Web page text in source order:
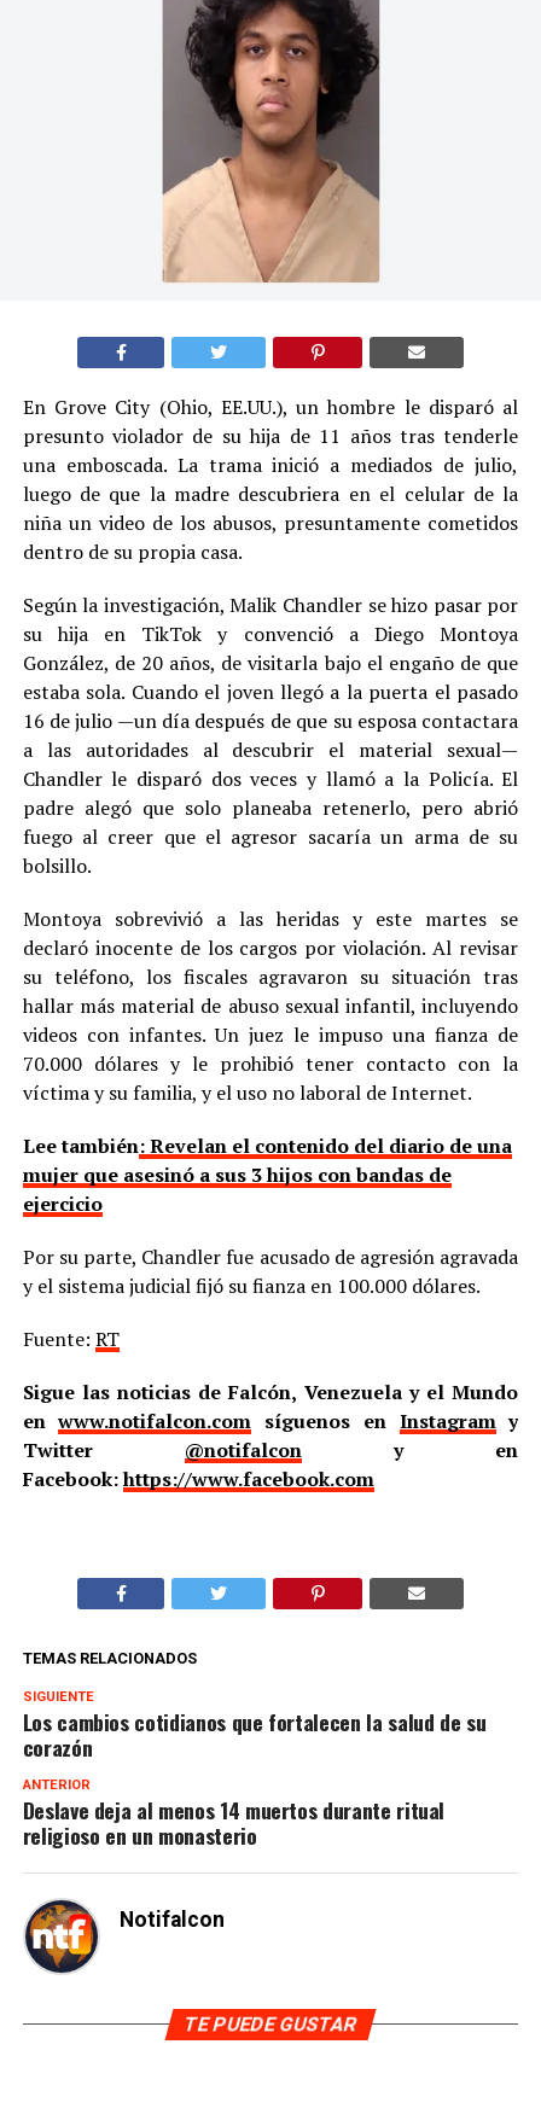
En Grove City (Ohio, EE.UU.), un hombre le disparó al
presunto violador de su hija de 11 años tras tenderle
una emboscada. La trama inició a mediados de julio,
luego de que la madre descubriera en el celular de la
niña un video de los abusos, presuntamente cometidos
dentro de su propia casa.
Según la investigación, Malik Chandler se hizo pasar por
su hija en TikTok y convenció a Diego Montoya
González, de 20 años, de visitarla bajo el engaño de que
estaba sola. Cuando el joven llegó a la puerta el pasado
16 de julio —un día después de que su esposa contactara
a las autoridades al descubrir el material sexual—
Chandler le disparó dos veces y llamó a la Policía. El
padre alegó que solo planeaba retenerlo, pero abrió
fuego al creer que el agresor sacaría un arma de su
bolsillo.
Montoya sobrevivió a las heridas y este martes se
declaró inocente de los cargos por violación. Al revisar
su teléfono, los fiscales agravaron su situación tras
hallar más material de abuso sexual infantil, incluyendo
videos con infantes. Un juez le impuso una fianza de
70.000 dólares y le prohibió tener contacto con la
víctima y su familia, y el uso no laboral de Internet.
Lee también: Revelan el contenido del diario de una
mujer que asesinó a sus 3 hijos con bandas de
ejercicio
Por su parte, Chandler fue acusado de agresión agravada
y el sistema judicial fijó su fianza en 100.000 dólares.
Fuente: RT
Sigue las noticias de Falcón, Venezuela y el Mundo
enwww.notifalcon.com síguenos en Instagramy
Twitter @notifalcony en
Facebook:https://www.facebook.com
TEMAS RELACIONADOS
SIGUIENTE
Los cambios cotidianos que fortalecen la salud de su
corazón
ANTERIOR
Deslave deja al menos 14 muertos durante ritual
religioso en un monasterio
Notifalcon
TE PUEDE GUSTAR